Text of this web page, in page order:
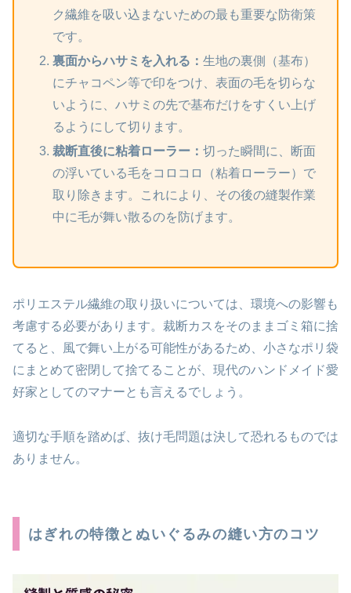
ク繊維を吸い込まないための最も重要な防衛策
です。
裏面からハサミを入れる：生地の裏側（基布）
にチャコペン等で印をつけ、表面の毛を切らな
いように、ハサミの先で基布だけをすくい上げ
るようにして切ります。
裁断直後に粘着ローラー：切った瞬間に、断面
の浮いている毛をコロコロ（粘着ローラー）で
取り除きます。これにより、その後の縫製作業
中に毛が舞い散るのを防げます。
ポリエステル繊維の取り扱いについては、環境への影響も
考慮する必要があります。裁断カスをそのままゴミ箱に捨
てると、風で舞い上がる可能性があるため、小さなポリ袋
にまとめて密閉して捨てることが、現代のハンドメイド愛
好家としてのマナーとも言えるでしょう。
適切な手順を踏めば、抜け毛問題は決して恐れるものでは
ありません。
はぎれの特徴とぬいぐるみの縫い方のコツ